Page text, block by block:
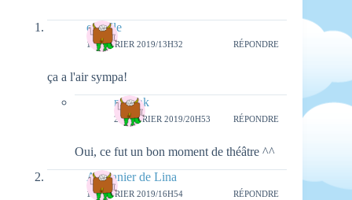
eimelle
19 FÉVRIER 2019/13H32 RÉPONDRE
ça a l'air sympa!
natieak
25 FÉVRIER 2019/20H53 RÉPONDRE
Oui, ce fut un bon moment de théâtre ^^
Au panier de Lina
19 FÉVRIER 2019/16H54 RÉPONDRE